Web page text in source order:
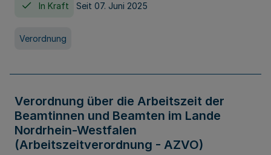
In Kraft Seit 07. Juni 2025
Verordnung
Verordnung über die Arbeitszeit der
Beamtinnen und Beamten im Lande
Nordrhein-Westfalen
(Arbeitszeitverordnung - AZVO)